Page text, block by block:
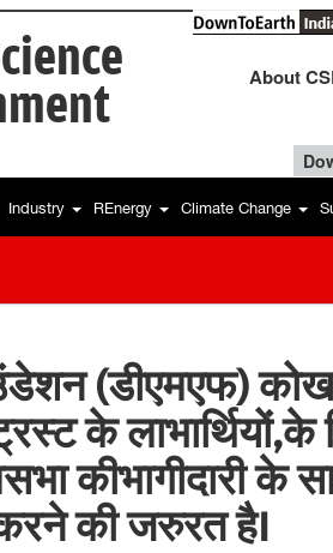
About
Industry REnergy Climate Change
(डीएमएफ)
के लाभार्थियों,के
कीभागीदारी के
की जरुरत हैI